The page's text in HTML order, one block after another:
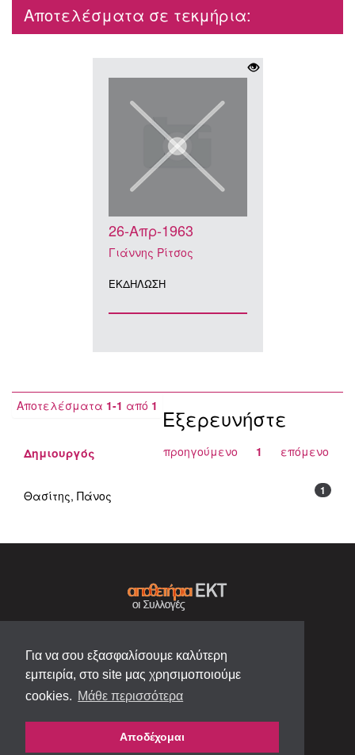
Για να σου εξασφαλίσουμε καλύτερη
εμπειρία, στο site μας χρησιμοποιούμε
cookies. Μάθε περισσότερα
Αποδέχομαι
Αποτελέσματα σε τεκμήρια:
26-Απρ-1963
Γιάννης Ρίτσος
ΕΚΔΗΛΩΣΗ
Αποτελέσματα 1-1 από 1
προηγούμενο 1 επόμενο
Εξερευνήστε
Δημιουργός
1
Θασίτης, Πάνος